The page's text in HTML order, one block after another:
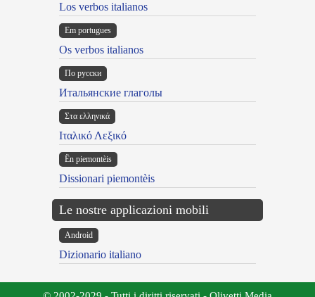
Los verbos italianos
Em portugues
Os verbos italianos
По русски
Итальянские глаголы
Στα ελληνικά
Ιταλικό Λεξικό
Ën piemontèis
Dissionari piemontèis
Le nostre applicazioni mobili
Android
Dizionario italiano